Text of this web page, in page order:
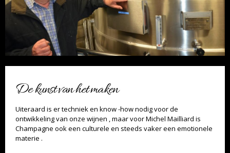
De kunst van het maken
Uiteraard is er techniek en know -how nodig voor de
ontwikkeling van onze wijnen , maar voor Michel Mailliard is
Champagne ook een culturele en steeds vaker een emotionele
materie .